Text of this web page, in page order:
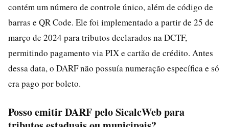
contém um número de controle único, além de código de
barras e QR Code. Ele foi implementado a partir de 25 de
março de 2024 para tributos declarados na DCTF,
permitindo pagamento via PIX e cartão de crédito. Antes
dessa data, o DARF não possuía numeração específica e só
era pago por boleto.
Posso emitir DARF pelo SicalcWeb para